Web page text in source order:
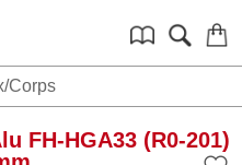
Corps
FH-HGA33 (R0-201)